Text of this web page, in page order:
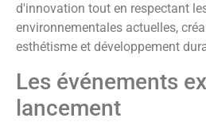
d'innovation tout en respectant
environnementales actuelles,
esthétisme et développement
Les événements
lancement